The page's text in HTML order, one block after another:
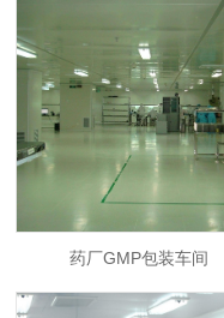
药厂GMP包装车间